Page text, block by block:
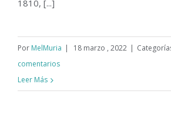
1810, [...]
Por MelMuria | 18 marzo , 2022 |
comentarios
Leer Más